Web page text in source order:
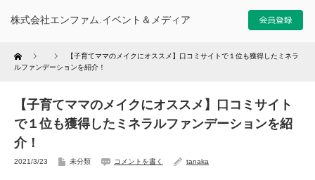
株式会社エンファム.イベント＆メディア
Home
【子育てママのメイクにオススメ】口コミサイトで１位も獲得したミネラ
ルファンデーションを紹介！
【子育てママのメイクにオススメ】口コミサイト
で１位も獲得したミネラルファンデーションを紹
介！
2021/3/23 未分類 コメントを書く tanaka